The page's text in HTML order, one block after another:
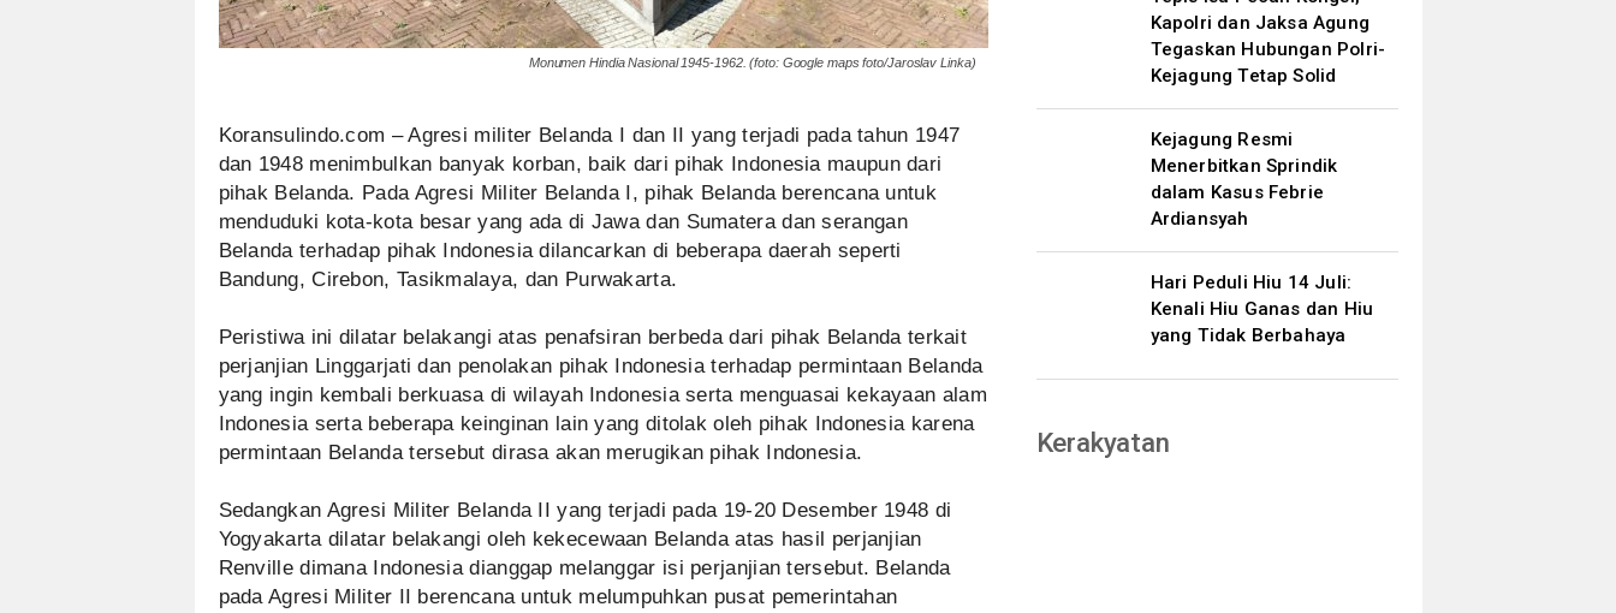
Monumen Hindia Nasional 1945-1962. (foto: Google maps foto/Jaroslav Linka)
Koransulindo.com – Agresi militer Belanda I dan II yang terjadi pada tahun 1947
dan 1948 menimbulkan banyak korban, baik dari pihak Indonesia maupun dari
pihak Belanda. Pada Agresi Militer Belanda I, pihak Belanda berencana untuk
menduduki kota-kota besar yang ada di Jawa dan Sumatera dan serangan
Belanda terhadap pihak Indonesia dilancarkan di beberapa daerah seperti
Bandung, Cirebon, Tasikmalaya, dan Purwakarta.
Peristiwa ini dilatar belakangi atas penafsiran berbeda dari pihak Belanda terkait
perjanjian Linggarjati dan penolakan pihak Indonesia terhadap permintaan Belanda
yang ingin kembali berkuasa di wilayah Indonesia serta menguasai kekayaan alam
Indonesia serta beberapa keinginan lain yang ditolak oleh pihak Indonesia karena
permintaan Belanda tersebut dirasa akan merugikan pihak Indonesia.
Sedangkan Agresi Militer Belanda II yang terjadi pada 19-20 Desember 1948 di
Yogyakarta dilatar belakangi oleh kekecewaan Belanda atas hasil perjanjian
Renville dimana Indonesia dianggap melanggar isi perjanjian tersebut. Belanda
pada Agresi Militer II berencana untuk melumpuhkan pusat pemerintahan
Kapolri dan Jaksa Agung
Tegaskan Hubungan Polri-
Kejagung Tetap Solid
Kejagung Resmi
Menerbitkan Sprindik
dalam Kasus Febrie
Ardiansyah
Hari Peduli Hiu 14 Juli:
Kenali Hiu Ganas dan Hiu
yang Tidak Berbahaya
Kerakyatan